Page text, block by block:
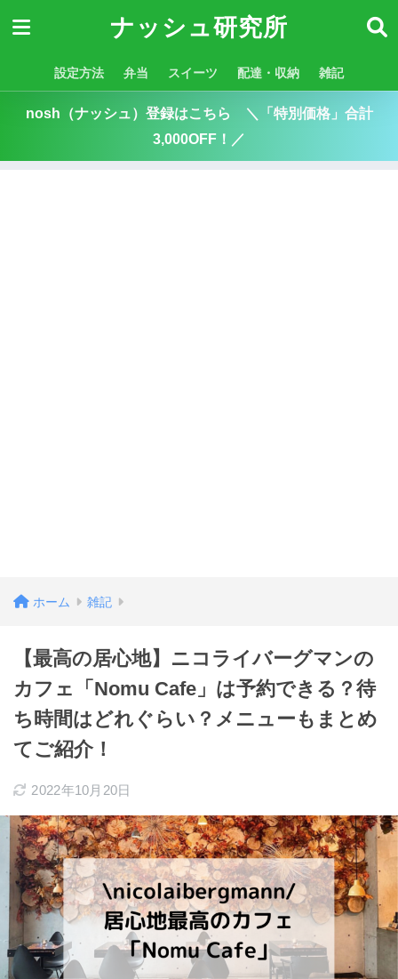
ナッシュ研究所
設定方法 弁当 スイーツ 配達・収納 雑記
nosh（ナッシュ）登録はこちら ＼「特別価格」合計
3,000OFF！／
ホーム 雑記
【最高の居心地】ニコライバーグマンの
カフェ「Nomu Cafe」は予約できる？待
ち時間はどれぐらい？メニューもまとめ
てご紹介！
2022年10月20日